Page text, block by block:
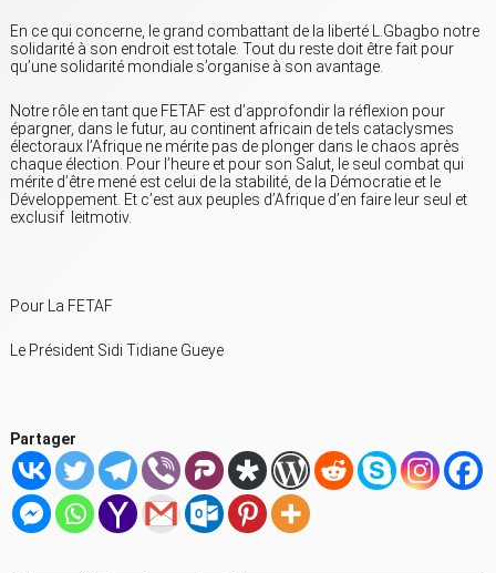
En ce qui concerne, le grand combattant de la liberté L.Gbagbo notre
solidarité à son endroit est totale. Tout du reste doit être fait pour
qu’une solidarité mondiale s’organise à son avantage.
Notre rôle en tant que FETAF est d’approfondir la réflexion pour
épargner, dans le futur, au continent africain de tels cataclysmes
électoraux l’Afrique ne mérite pas de plonger dans le chaos après
chaque élection. Pour l’heure et pour son Salut, le seul combat qui
mérite d’être mené est celui de la stabilité, de la Démocratie et le
Développement. Et c’est aux peuples d’Afrique d’en faire leur seul et
exclusif leitmotiv.
Pour La FETAF
Le Président Sidi Tidiane Gueye
Partager